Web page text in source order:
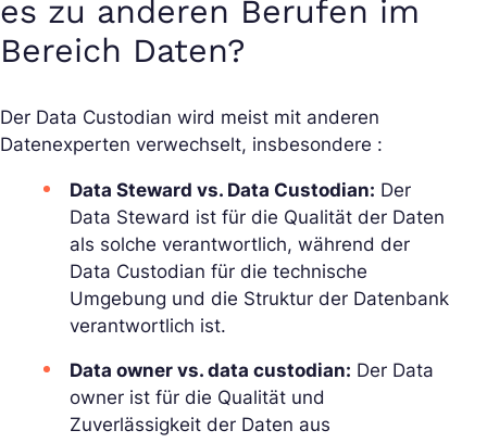
es zu anderen Berufen im
Bereich Daten?
Der Data Custodian wird meist mit anderen
Datenexperten verwechselt, insbesondere :
Data Steward vs. Data Custodian: Der
Data Steward ist für die Qualität der Daten
als solche verantwortlich, während der
Data Custodian für die technische
Umgebung und die Struktur der Datenbank
verantwortlich ist.
Data owner vs. data custodian: Der Data
owner ist für die Qualität und
Zuverlässigkeit der Daten aus